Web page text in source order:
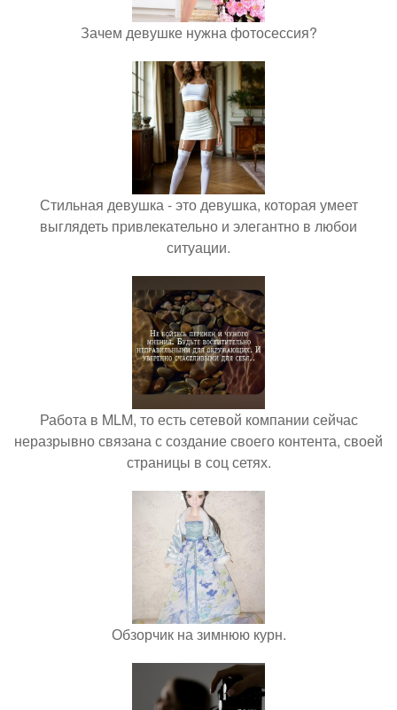
Зачем девушке нужна фотосессия?
Стильная девушка - это девушка, которая умеет
выглядеть привлекательно и элегантно в любои
ситуации.
Работа в MLM, то есть сетевой компании сейчас
неразрывно связана с создание своего контента, своей
страницы в соц сетях.
Обзорчик на зимнюю курн.